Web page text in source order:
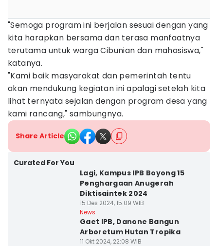
"Semoga program ini berjalan sesuai dengan yang
kita harapkan bersama dan terasa manfaatnya
terutama untuk warga Cibunian dan mahasiswa,"
katanya.
"Kami baik masyarakat dan pemerintah tentu
akan mendukung kegiatan ini apalagi setelah kita
lihat ternyata sejalan dengan program desa yang
kami rancang," sambungnya.
Share Article
Curated For You
Lagi, Kampus IPB Boyong 15
Penghargaan Anugerah
Diktisaintek 2024
15 Des 2024, 15:09 WIB
News
Gaet IPB, Danone Bangun
Arboretum Hutan Tropika
11 Okt 2024, 22:08 WIB